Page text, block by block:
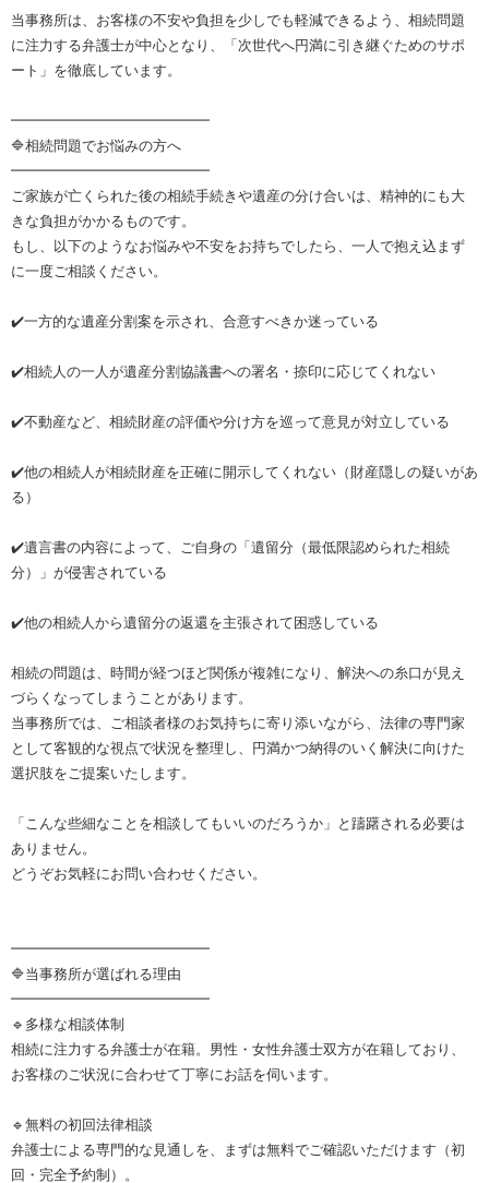
当事務所は、お客様の不安や負担を少しでも軽減できるよう、相続問題
に注力する弁護士が中心となり、「次世代へ円満に引き継ぐためのサポ
ート」を徹底しています。
━━━━━━━━━━━━━━
🔷相続問題でお悩みの方へ
━━━━━━━━━━━━━━
ご家族が亡くられた後の相続手続きや遺産の分け合いは、精神的にも大
きな負担がかかるものです。
もし、以下のようなお悩みや不安をお持ちでしたら、一人で抱え込まず
に一度ご相談ください。
✔️一方的な遺産分割案を示され、合意すべきか迷っている
✔️相続人の一人が遺産分割協議書への署名・捺印に応じてくれない
✔️不動産など、相続財産の評価や分け方を巡って意見が対立している
✔️他の相続人が相続財産を正確に開示してくれない（財産隠しの疑いがあ
る）
✔️遺言書の内容によって、ご自身の「遺留分（最低限認められた相続
分）」が侵害されている
✔️他の相続人から遺留分の返還を主張されて困惑している
相続の問題は、時間が経つほど関係が複雑になり、解決への糸口が見え
づらくなってしまうことがあります。
当事務所では、ご相談者様のお気持ちに寄り添いながら、法律の専門家
として客観的な視点で状況を整理し、円満かつ納得のいく解決に向けた
選択肢をご提案いたします。
「こんな些細なことを相談してもいいのだろうか」と躊躇される必要は
ありません。
どうぞお気軽にお問い合わせください。
━━━━━━━━━━━━━━
🔷当事務所が選ばれる理由
━━━━━━━━━━━━━━
🔹多様な相談体制
相続に注力する弁護士が在籍。男性・女性弁護士双方が在籍しており、
お客様のご状況に合わせて丁寧にお話を伺います。
🔹無料の初回法律相談
弁護士による専門的な見通しを、まずは無料でご確認いただけます（初
回・完全予約制）。